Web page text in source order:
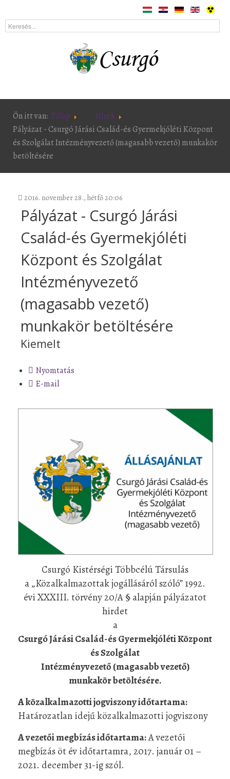
Ön itt van: Főlap
Hírek
Pályázat - Csurgó Járási Család-és Gyermekjóléti Központ
és Szolgálat Intézményvezető (magasabb vezető) munkakör
betöltésére
2016. november 28., hétfő 20:06
Pályázat - Csurgó Járási
Család-és Gyermekjóléti
Központ és Szolgálat
Intézményvezető
(magasabb vezető)
munkakör betöltésére
Kiemelt
Nyomtatás
E-mail
Csurgó Kistérségi Többcélú Társulás
a „Közalkalmazottak jogállásáról szóló” 1992.
évi XXXIII. törvény 20/A § alapján pályázatot
hirdet
a
Csurgó Járási Család-és Gyermekjóléti Központ
és Szolgálat
Intézményvezető (magasabb vezető)
munkakör betöltésére.
A közalkalmazotti jogviszony időtartama:
Határozatlan idejű közalkalmazotti jogviszony
A vezetői megbízás időtartama:A vezetői
megbízás öt év időtartamra, 2017. január 01 –
2021. december 31-ig szól.